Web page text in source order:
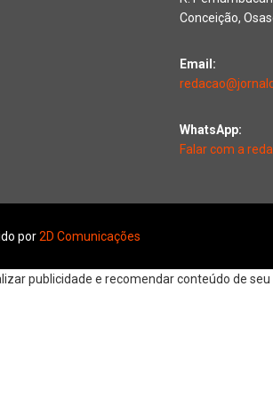
Conceição,
Email:
WhatsApp:
Falar com a
por2D Comunicações
publicidade e recomendar conteúdo de